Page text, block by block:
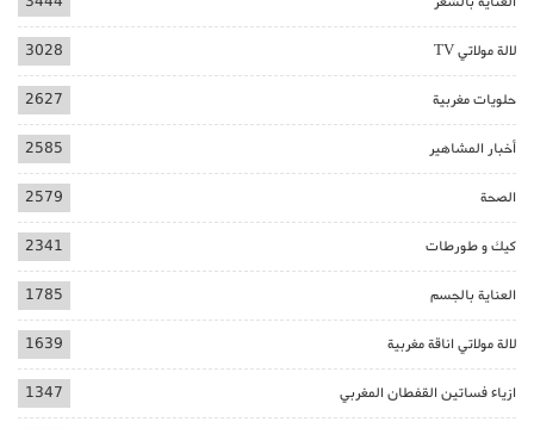
لالة مولاتي TV 3028
حلويات مغربية 2627
أخبار المشاهير 2585
الصحة 2579
كيك و طورطات 2341
العناية بالجسم 1785
لالة مولاتي اناقة مغربية 1639
ازياء فساتين القفطان المغربي 1347